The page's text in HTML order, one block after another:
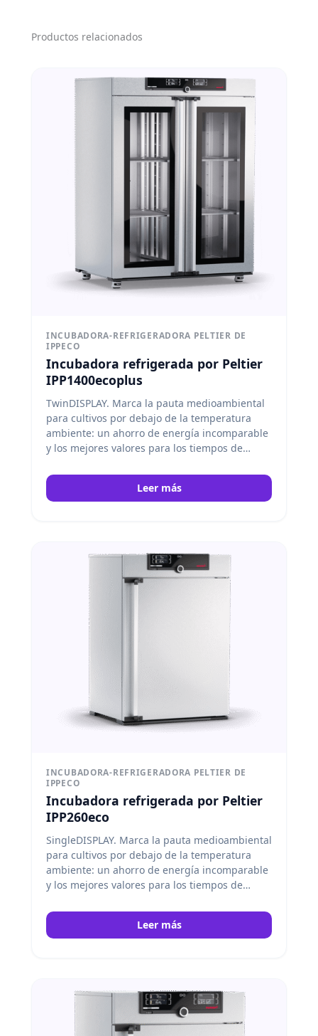
Productos relacionados
INCUBADORA-REFRIGERADORA PELTIER DE
IPPECO
Incubadora refrigerada por Peltier
IPP1400ecoplus
TwinDISPLAY. Marca la pauta medioambiental
para cultivos por debajo de la temperatura
ambiente: un ahorro de energía incomparable
y los mejores valores para los tiempos de
Memmert
Leer más
INCUBADORA-REFRIGERADORA PELTIER DE
IPPECO
Incubadora refrigerada por Peltier
IPP260eco
SingleDISPLAY. Marca la pauta medioambiental
para cultivos por debajo de la temperatura
ambiente: un ahorro de energía incomparable
y los mejores valores para los tiempos de
Memmert
Leer más